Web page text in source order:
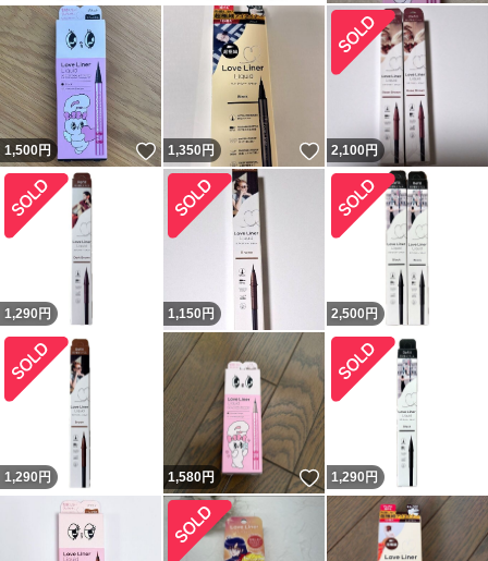
1,500円 いいね！
1,350円 いいね！
2,100円
1,290 円 1,150 円 2,500 円
1,290 円 1,580円 いいね！
1,290 円